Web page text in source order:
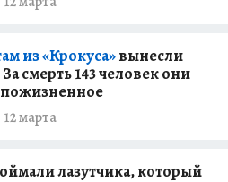
из «Крокуса»вынесли
смерть 143 человек они
12 марта
лазутчика, который